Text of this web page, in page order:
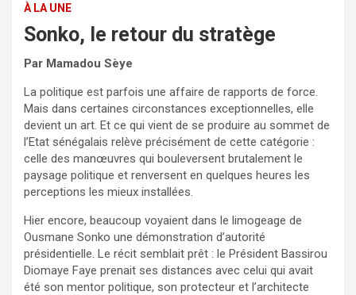
À LA UNE
Sonko, le retour du stratège
Par Mamadou Sèye
La politique est parfois une affaire de rapports de force.
Mais dans certaines circonstances exceptionnelles, elle
devient un art. Et ce qui vient de se produire au sommet de
l’Etat sénégalais relève précisément de cette catégorie :
celle des manœuvres qui bouleversent brutalement le
paysage politique et renversent en quelques heures les
perceptions les mieux installées.
Hier encore, beaucoup voyaient dans le limogeage de
Ousmane Sonko une démonstration d’autorité
présidentielle. Le récit semblait prêt : le Président Bassirou
Diomaye Faye prenait ses distances avec celui qui avait
été son mentor politique, son protecteur et l’architecte